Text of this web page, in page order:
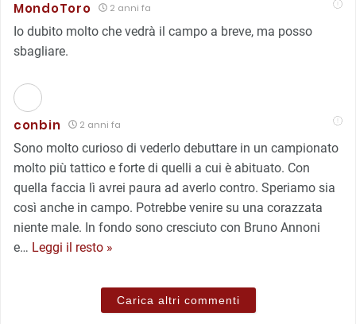
MondoToro 2 anni fa
Io dubito molto che vedrà il campo a breve, ma posso
sbagliare.
conbin 2 anni fa
Sono molto curioso di vederlo debuttare in un campionato
molto più tattico e forte di quelli a cui è abituato. Con
quella faccia lì avrei paura ad averlo contro. Speriamo sia
così anche in campo. Potrebbe venire su una corazzata
niente male. In fondo sono cresciuto con Bruno Annoni
e… Leggi il resto »
Carica altri commenti